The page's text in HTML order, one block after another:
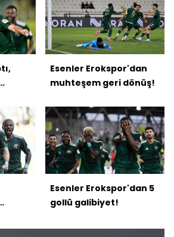
Esenler Erokspor'dan
muhteşem geri dönüş!
Esenler Erokspor'dan 5
gollü galibiyet!